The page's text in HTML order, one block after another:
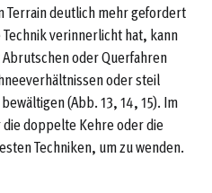
Terrain deutlich mehr gefordert
verinnerlicht hat, kann
oder Querfahren
oder steil
(Abb. 13, 14, 15). Im
doppelte Kehre oder die
Techniken, um zu wenden.